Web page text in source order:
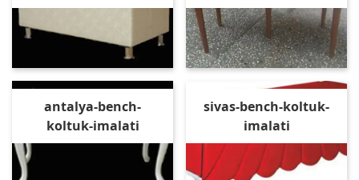
antalya-bench-
koltuk-imalati
sivas-bench-koltuk-
imalati